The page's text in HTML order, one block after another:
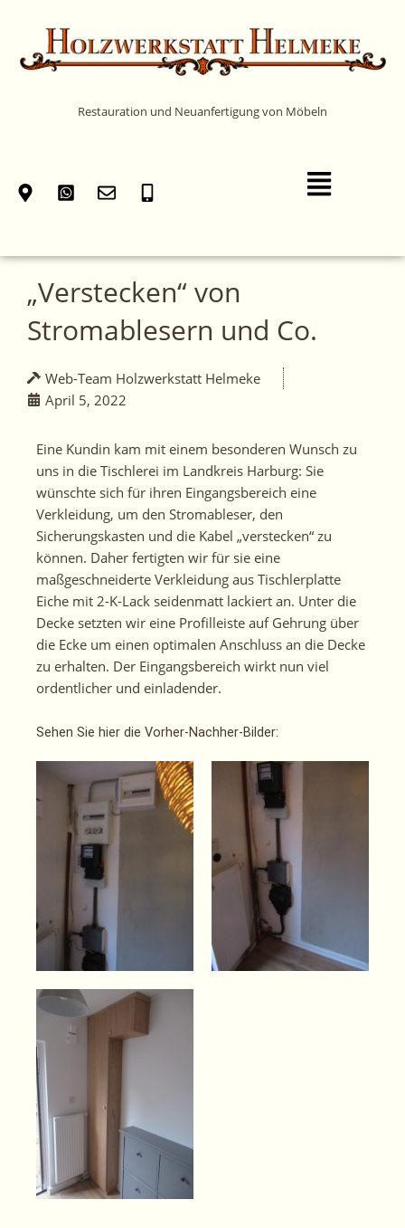
springen
Restauration und Neuanfertigung von Möbeln
Main
Menu
„Verstecken“ von
Stromablesern und Co.
Web-Team Holzwerkstatt Helmeke
April 5, 2022
Eine Kundin kam mit einem besonderen Wunsch zu
uns in die Tischlerei im Landkreis Harburg: Sie
wünschte sich für ihren Eingangsbereich eine
Verkleidung, um den Stromableser, den
Sicherungskasten und die Kabel „verstecken“ zu
können. Daher fertigten wir für sie eine
maßgeschneiderte Verkleidung aus Tischlerplatte
Eiche mit 2-K-Lack seidenmatt lackiert an. Unter die
Decke setzten wir eine Profilleiste auf Gehrung über
die Ecke um einen optimalen Anschluss an die Decke
zu erhalten. Der Eingangsbereich wirkt nun viel
ordentlicher und einladender.
Sehen Sie hier die Vorher-Nachher-Bilder: